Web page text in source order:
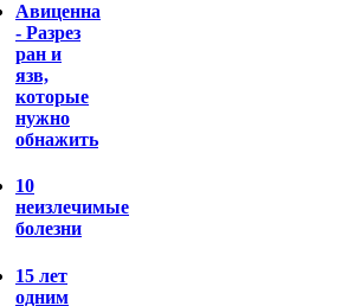
Авиценна
- Разрез
ран и
язв,
которые
нужно
обнажить
10
неизлечимые
болезни
15 лет
одним